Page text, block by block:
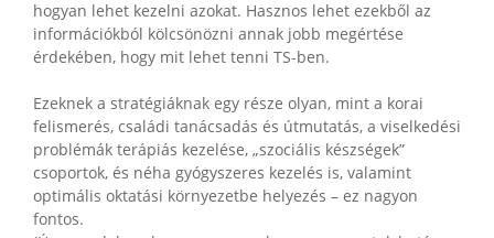
hogyan lehet kezelni azokat. Hasznos lehet ezekből az
információkból kölcsönözni annak jobb megértése
érdekében, hogy mit lehet tenni TS-ben.
Ezeknek a stratégiáknak egy része olyan, mint a korai
felismerés, családi tanácsadás és útmutatás, a viselkedési
problémák terápiás kezelése, „szociális készségek”
csoportok, és néha gyógyszeres kezelés is, valamint
optimális oktatási környezetbe helyezés – ez nagyon
fontos.